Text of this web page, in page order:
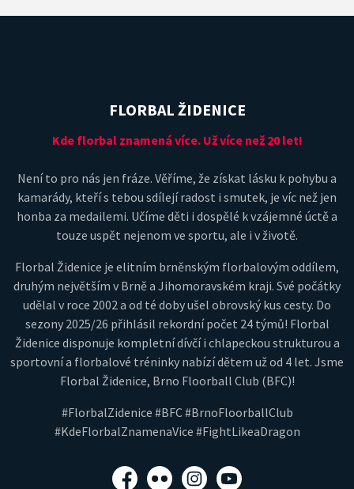
FLORBAL ŽIDENICE
Kde florbal znamená více. Už více než 20 let!
Není to pro nás jen fráze. Věříme, že získat lásku k pohybu a
kamarády, kteří s tebou sdílejí radost i smutek, je víc než jen
honba za medailemi. Učíme děti i dospělé k vzájemné úctě a
touze uspět nejenom ve sportu, ale i v životě.
Florbal Židenice je elitním brněnským florbalovým oddílem,
druhým největším v Brně a Jihomoravském kraji. Své počátky
udělal v roce 2002 a od té doby ušel obrovský kus cesty. Do
sezony 2025/26 přihlásil rekordní počet 24 týmů! Florbal
Židenice disponuje kompletní dívčí i chlapeckou strukturou a
sportovní a florbalové tréninky nabízí dětem už od 4 let. Jsme
Florbal Židenice, Brno Floorball Club (BFC)!
#FlorbalZidenice #BFC #BrnoFloorballClub
#KdeFlorbalZnamenaVice #FightLikeaDragon